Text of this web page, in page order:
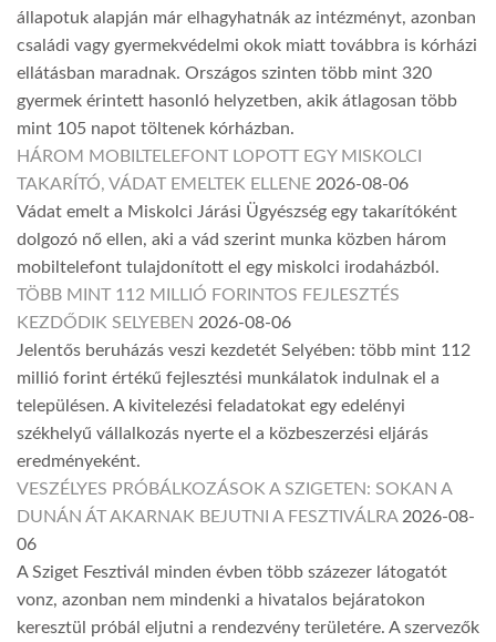
állapotuk alapján már elhagyhatnák az intézményt, azonban
családi vagy gyermekvédelmi okok miatt továbbra is kórházi
ellátásban maradnak. Országos szinten több mint 320
gyermek érintett hasonló helyzetben, akik átlagosan több
mint 105 napot töltenek kórházban.
HÁROM MOBILTELEFONT LOPOTT EGY MISKOLCI
TAKARÍTÓ, VÁDAT EMELTEK ELLENE 2026-08-06
Vádat emelt a Miskolci Járási Ügyészség egy takarítóként
dolgozó nő ellen, aki a vád szerint munka közben három
mobiltelefont tulajdonított el egy miskolci irodaházból.
TÖBB MINT 112 MILLIÓ FORINTOS FEJLESZTÉS
KEZDŐDIK SELYEBEN 2026-08-06
Jelentős beruházás veszi kezdetét Selyében: több mint 112
millió forint értékű fejlesztési munkálatok indulnak el a
településen. A kivitelezési feladatokat egy edelényi
székhelyű vállalkozás nyerte el a közbeszerzési eljárás
eredményeként.
VESZÉLYES PRÓBÁLKOZÁSOK A SZIGETEN: SOKAN A
DUNÁN ÁT AKARNAK BEJUTNI A FESZTIVÁLRA 2026-08-
06
A Sziget Fesztivál minden évben több százezer látogatót
vonz, azonban nem mindenki a hivatalos bejáratokon
keresztül próbál eljutni a rendezvény területére. A szervezők